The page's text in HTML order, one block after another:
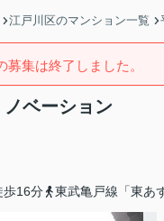
江戸川区のマンション一覧
募集は終了しました。
ベーション
歩16分 東武亀戸線「東あ